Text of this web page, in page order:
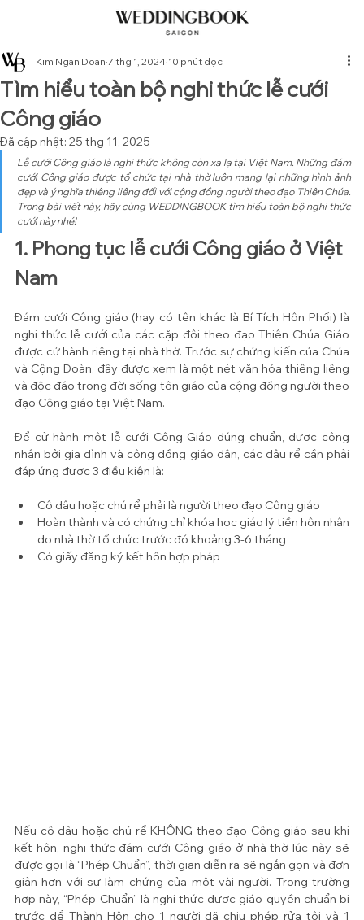
Tìm hiểu toàn bộ nghi thức lễ cưới
Công giáo
Kim Ngan Doan 7 thg 1, 2024 10 phút đọc
Đã cập nhật: 25 thg 11, 2025
Lễ cưới Công giáo là nghi thức không còn xa lạ tại Việt Nam. Những đám
cưới Công giáo được tổ chức tại nhà thờ luôn mang lại những hình ảnh
đẹp và ý nghĩa thiêng liêng đối với cộng đồng người theo đạo Thiên Chúa.
Trong bài viết này, hãy cùng WEDDINGBOOK tìm hiểu toàn bộ nghi thức
cưới này nhé!
1. Phong tục lễ cưới Công giáo ở Việt
Nam
Đám cưới Công giáo (hay có tên khác là Bí Tích Hôn Phối) là
nghi thức lễ cưới của các cặp đôi theo đạo Thiên Chúa Giáo
được cử hành riêng tại nhà thờ. Trước sự chứng kiến của Chúa
và Cộng Đoàn, đây được xem là một nét văn hóa thiêng liêng
và độc đáo trong đời sống tôn giáo của cộng đồng người theo
đạo Công giáo tại Việt Nam.
Để cử hành một lễ cưới Công Giáo đúng chuẩn, được công
nhận bởi gia đình và cộng đồng giáo dân, các dâu rể cần phải
đáp ứng được 3 điều kiện là:
Cô dâu hoặc chú rể phải là người theo đạo Công giáo
Hoàn thành và có chứng chỉ khóa học giáo lý tiền hôn nhân
do nhà thờ tổ chức trước đó khoảng 3-6 tháng
Có giấy đăng ký kết hôn hợp pháp
Nếu cô dâu hoặc chú rể KHÔNG theo đạo Công giáo sau khi
kết hôn, nghi thức đám cưới Công giáo ở nhà thờ lúc này sẽ
được gọi là “Phép Chuẩn”, thời gian diễn ra sẽ ngắn gọn và đơn
giản hơn với sự làm chứng của một vài người. Trong trường
hợp này, “Phép Chuẩn” là nghi thức được giáo quyền chuẩn bị
trước để Thành Hôn cho 1 người đã chịu phép rửa tội và 1